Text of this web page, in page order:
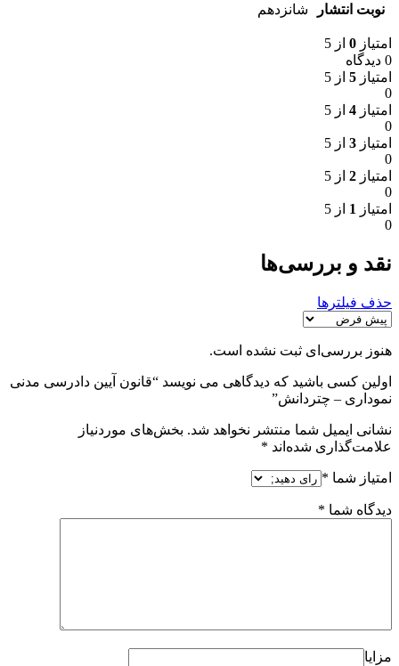
نوبت انتشار شانزدهم
امتیاز 0 از 5
0 دیدگاه
امتیاز 5 از 5
0
امتیاز 4 از 5
0
امتیاز 3 از 5
0
امتیاز 2 از 5
0
امتیاز 1 از 5
0
نقد و بررسی‌ها
حذف فیلترها
هنوز بررسی‌ای ثبت نشده است.
اولین کسی باشید که دیدگاهی می نویسد “قانون آیین دادرسی مدنی
نموداری – چتردانش”
نشانی ایمیل شما منتشر نخواهد شد. بخش‌های موردنیاز
علامت‌گذاری شده‌اند *
امتیاز شما *
دیدگاه شما *
مزایا